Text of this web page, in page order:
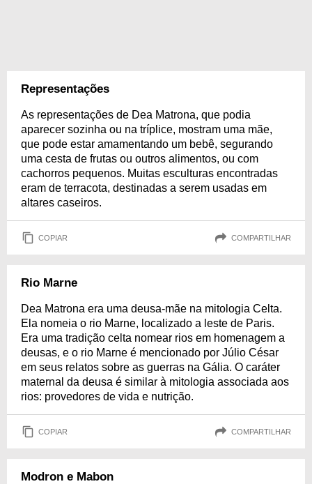
Representações
As representações de Dea Matrona, que podia
aparecer sozinha ou na tríplice, mostram uma mãe,
que pode estar amamentando um bebê, segurando
uma cesta de frutas ou outros alimentos, ou com
cachorros pequenos. Muitas esculturas encontradas
eram de terracota, destinadas a serem usadas em
altares caseiros.
COPIAR COMPARTILHAR
Rio Marne
Dea Matrona era uma deusa-mãe na mitologia Celta.
Ela nomeia o rio Marne, localizado a leste de Paris.
Era uma tradição celta nomear rios em homenagem a
deusas, e o rio Marne é mencionado por Júlio César
em seus relatos sobre as guerras na Gália. O caráter
maternal da deusa é similar à mitologia associada aos
rios: provedores de vida e nutrição.
COPIAR COMPARTILHAR
Modron e Mabon